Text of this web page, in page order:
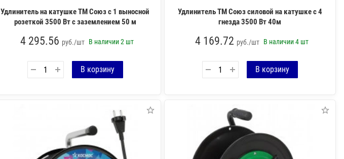
Удлинитель на катушке ТМ Союз с 1 выносной
розеткой 3500 Вт с заземлением 50 м
4 295.56 руб./шт В наличии2 шт
Удлинитель ТМ Союз силовой на катушке с 4
гнезда 3500 Вт 40м
4 169.72 руб./шт В наличии4 шт